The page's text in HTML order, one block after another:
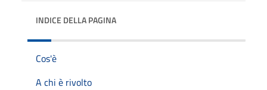
INDICE DELLA PAGINA
Cos'è
A chi è rivolto